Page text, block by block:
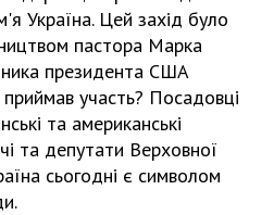
Україна. Цей захід було
пастора Марка
президента США
участь? Посадовці
та американські
та депутати Верховної
сьогодні є символом